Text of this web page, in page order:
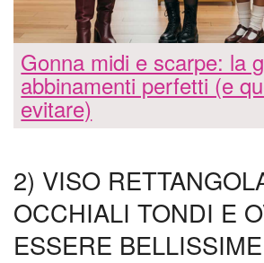
Gonna midi e scarpe: la
abbinamenti perfetti (e
evitare)
2) VISO
OCCHIALI TONDI E
ESSERE BELLISSIME